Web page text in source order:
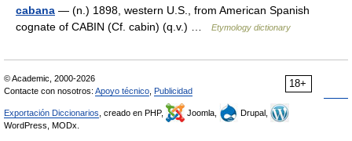
cabana — (n.) 1898, western U.S., from American Spanish
cognate of CABIN (Cf. cabin) (q.v.) …
Etymology dictionary
18+
© Academic, 2000-2026
Contacte con nosotros: Apoyo técnico Publicidad
Exportación Diccionarios , creado en PHP, Joomla,
Drupal,
WordPress, MODx.